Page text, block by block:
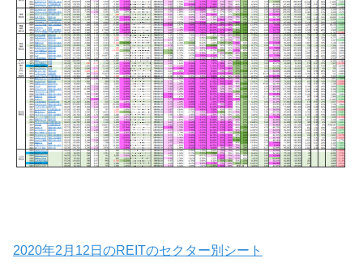
2020年2月12日のREITのセクター別シート